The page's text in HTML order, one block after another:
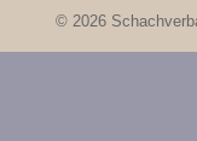
© 2026